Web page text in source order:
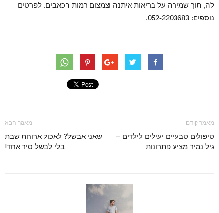
לה, תוך שמירה על בריאות איתנה וצמצום רמות הכאבים. לפרטים
נוספים: 052-2203683.
מאמר קודם
טיפולים טבעיים יעילים לילדים –
גיל נמיר מציע פתרונות
מאמר הבא
שאני אבשל? לאכול ארוחת שבת
בלי לבשל סיר אחד!